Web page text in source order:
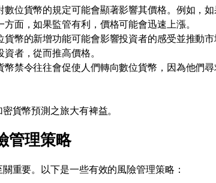
數位貨幣的規定可能會顯著影響其價格。例如，
面，如果監管有利，價格可能會迅速上漲。
幣的新增功能可能會影響投資者的感受並推動
者，從而推高價格。
幣禁令往往會促使人們轉向數位貨幣，因為他們
貨幣預測之旅大有裨益。
管理策略
重要。以下是一些有效的風險管理策略：